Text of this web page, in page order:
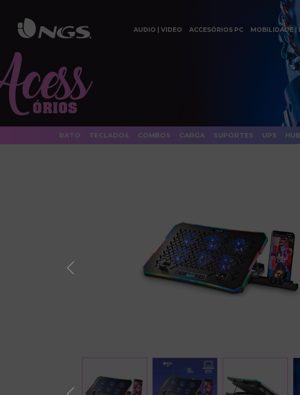
AUDIO | VIDEO ACCESÓRIOS PC MOBILIDADE |
RATO TECLADOS COMBOS CARGA SUPORTES UPS